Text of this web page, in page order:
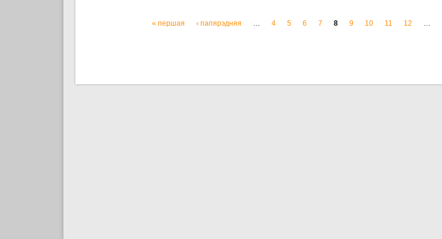
« першая ‹ папярэдняя … 4 5 6 7 8 9 10 11 12 …